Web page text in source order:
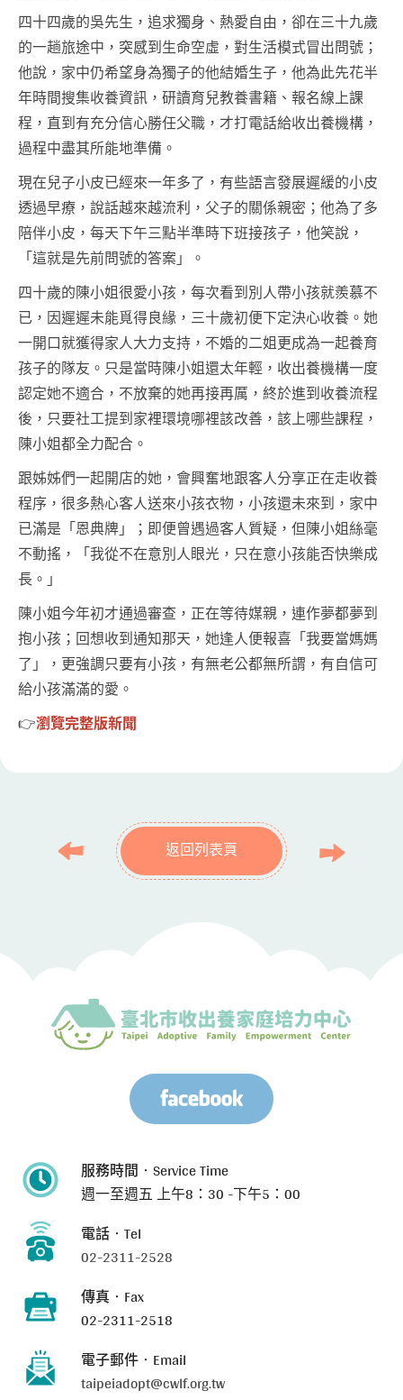
四十四歲的吳先生，追求獨身、熱愛自由，卻在三十九歲
的一趟旅途中，突感到生命空虛，對生活模式冒出問號；
他說，家中仍希望身為獨子的他結婚生子，他為此先花半
年時間搜集收養資訊，研讀育兒教養書籍、報名線上課
程，直到有充分信心勝任父職，才打電話給收出養機構，
過程中盡其所能地準備。
現在兒子小皮已經來一年多了，有些語言發展遲緩的小皮
透過早療，說話越來越流利，父子的關係親密；他為了多
陪伴小皮，每天下午三點半準時下班接孩子，他笑說，
「這就是先前問號的答案」。
四十歲的陳小姐很愛小孩，每次看到別人帶小孩就羨慕不
已，因遲遲未能覓得良緣，三十歲初便下定決心收養。她
一開口就獲得家人大力支持，不婚的二姐更成為一起養育
孩子的隊友。只是當時陳小姐還太年輕，收出養機構一度
認定她不適合，不放棄的她再接再厲，終於進到收養流程
後，只要社工提到家裡環境哪裡該改善，該上哪些課程，
陳小姐都全力配合。
跟姊姊們一起開店的她，會興奮地跟客人分享正在走收養
程序，很多熱心客人送來小孩衣物，小孩還未來到，家中
已滿是「恩典牌」；即便曾遇過客人質疑，但陳小姐絲毫
不動搖，「我從不在意別人眼光，只在意小孩能否快樂成
長。」
陳小姐今年初才通過審查，正在等待媒親，連作夢都夢到
抱小孩；回想收到通知那天，她逢人便報喜「我要當媽媽
了」，更強調只要有小孩，有無老公都無所謂，有自信可
給小孩滿滿的愛。
👉瀏覽完整版新聞
返回列表頁
服務時間‧Service Time
週一至週五上午8：30 -下午5：00
電話‧Tel
02-2311-2528
傳真‧Fax
02-2311-2518
電子郵件‧Email
taipeiadopt@cwlf.org.tw